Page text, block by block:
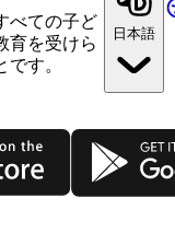
べての子ど
育を受けら
す。
日本語
Google Play